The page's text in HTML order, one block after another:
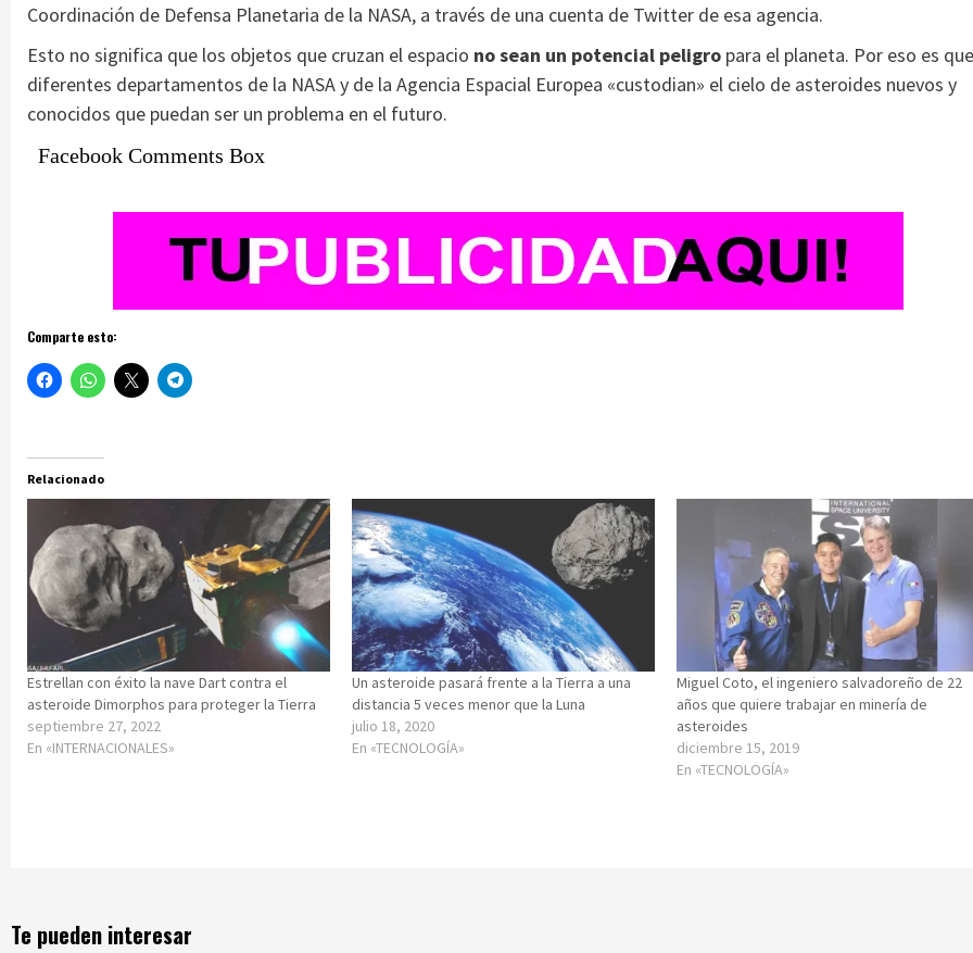
Coordinación de Defensa Planetaria de la NASA, a través de una cuenta de Twitter de esa agencia.
Esto no significa que los objetos que cruzan el espacio no sean un potencial peligro para el planeta. Por eso es que
diferentes departamentos de la NASA y de la Agencia Espacial Europea «custodian» el cielo de asteroides nuevos y
conocidos que puedan ser un problema en el futuro.
Facebook Comments Box
Comparte esto:
Relacionado
Estrellan con éxito la nave Dart contra el
asteroide Dimorphos para proteger la Tierra
septiembre 27, 2022
En «INTERNACIONALES»
Un asteroide pasará frente a la Tierra a una
distancia 5 veces menor que la Luna
julio 18, 2020
En «TECNOLOGÍA»
Miguel Coto, el ingeniero salvadoreño de 22
años que quiere trabajar en minería de
asteroides
diciembre 15, 2019
En «TECNOLOGÍA»
Te pueden interesar